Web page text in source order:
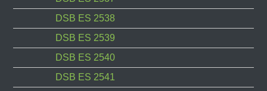
DSB ES 2538
DSB ES 2539
DSB ES 2540
DSB ES 2541